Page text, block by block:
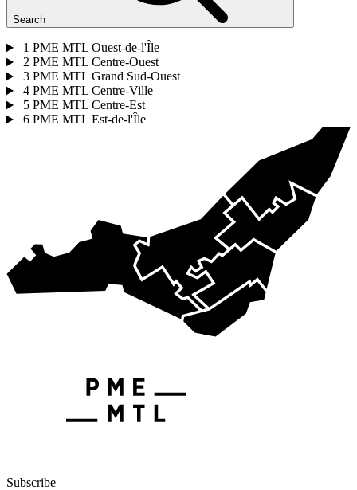
Search
1 PME MTL Ouest-de-l'Île
2 PME MTL Centre-Ouest
3 PME MTL Grand Sud-Ouest
4 PME MTL Centre-Ville
5 PME MTL Centre-Est
6 PME MTL Est-de-l'Île
Subscribe